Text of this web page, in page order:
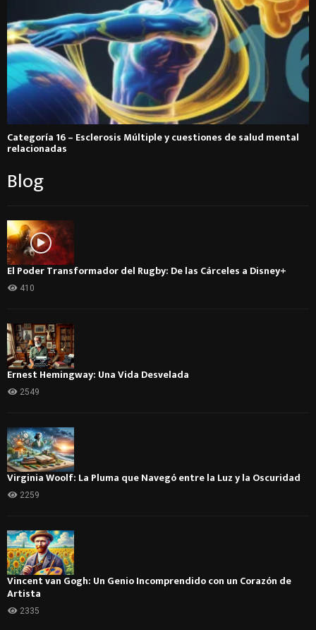
Categoría 16 – Esclerosis Múltiple y cuestiones de salud mental
relacionadas
Blog
El Poder Transformador del Rugby: De las Cárceles a Disney+
410
Ernest Hemingway: Una Vida Desvelada
2549
Virginia Woolf: La Pluma que Navegó entre la Luz y la Oscuridad
2259
Vincent van Gogh: Un Genio Incomprendido con un Corazón de
Artista
2335